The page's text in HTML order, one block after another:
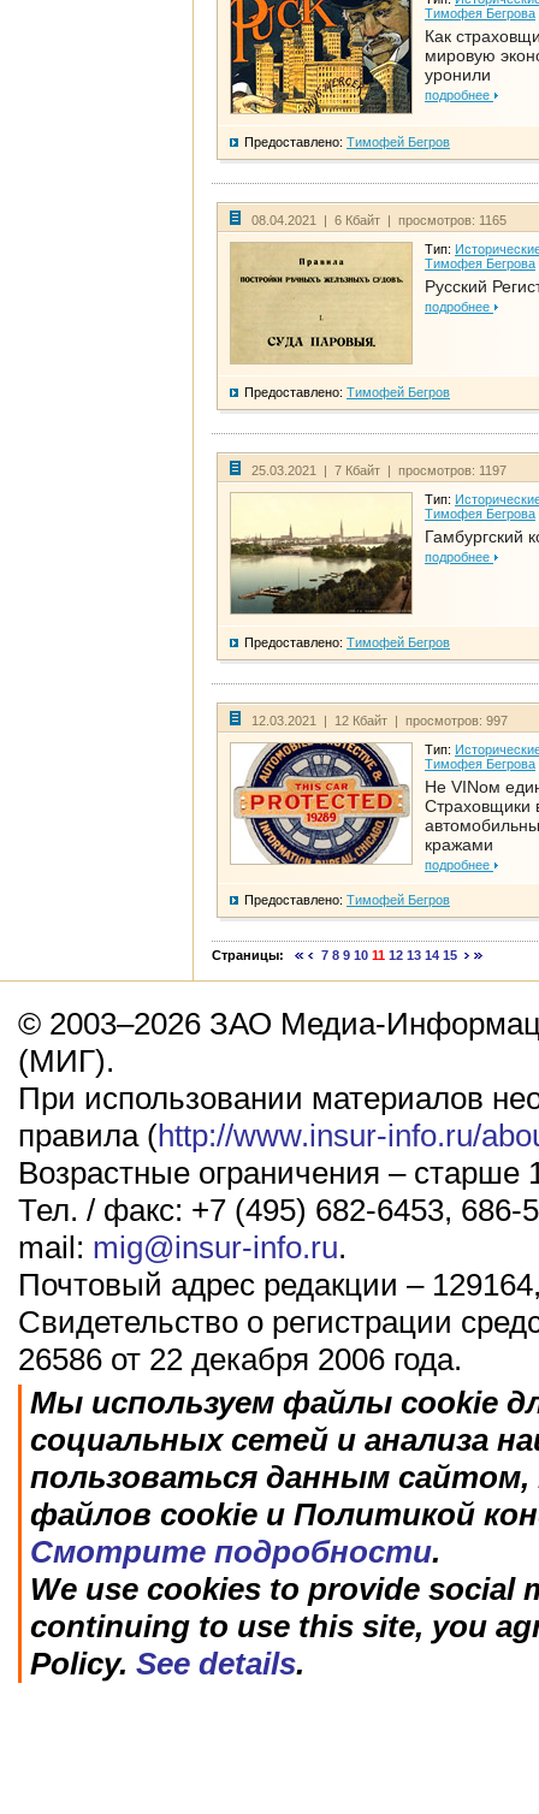
Тимофея Бегрова
Как
мировую
уронили
подробнее
Предоставлено: Тимофей Бегров
08.04.2021 | 6 Кбайт | просмотров: 1165
Тип:
Тимофея Бегрова
Русский
подробнее
Предоставлено: Тимофей Бегров
25.03.2021 | 7 Кбайт | просмотров: 1197
Тип:
Тимофея Бегрова
Гамбургский
подробнее
Предоставлено: Тимофей Бегров
12.03.2021 | 12 Кбайт | просмотров: 997
Тип:
Тимофея Бегрова
Не VINом
Страховщики
кражами
подробнее
Предоставлено: Тимофей Бегров
Страницы: 7 8 9 10 11 12 13 14 15
© 2003–2026 ЗАО Медиа-
(МИГ).
При использовании материалов
правила (http://www.insur-info.ru/
Возрастные ограничения – старше
Тел. / факс: +7 (495) 682-6453, 686-
mail: mig@insur-info.ru.
Почтовый адрес редакции –
Свидетельство о регистрации
26586 от 22 декабря 2006 года.
Мы используем файлы cookie
социальных сетей и анализа
пользоваться данным
файлов cookie и Политикой
Смотрите подробности.
We use cookies to provide social
continuing to use this site, you
Policy. See details.